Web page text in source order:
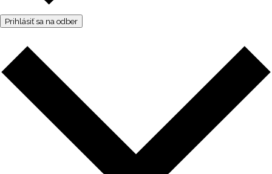
Prihlásiť sa na odber